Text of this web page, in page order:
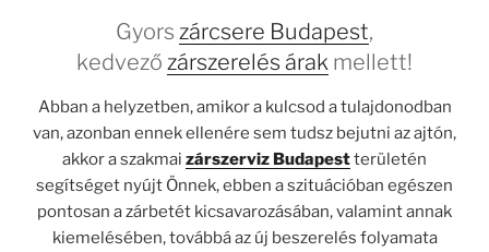
Gyors zárcsere Budapest,
kedvező zárszerelés árak mellett!
Abban a helyzetben, amikor a kulcsod a tulajdonodban
van, azonban ennek ellenére sem tudsz bejutni az ajtón,
akkor a szakmai zárszerviz Budapestterületén
segítséget nyújt Önnek, ebben a szituációban egészen
pontosan a zárbetét kicsavarozásában, valamint annak
kiemelésében, továbbá az új beszerelés folyamata